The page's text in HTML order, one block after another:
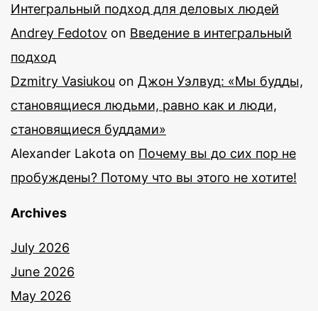
Интегральный подход для деловых людей
Andrey Fedotov on Введение в интегральный
подход
Dzmitry Vasiukou on Джон Уэлвуд: «Мы будды,
становящиеся людьми, равно как и люди,
становящиеся буддами»
Alexander Lakota on Почему вы до сих пор не
пробуждены? Потому что вы этого не хотите!
Archives
July 2026
June 2026
May 2026